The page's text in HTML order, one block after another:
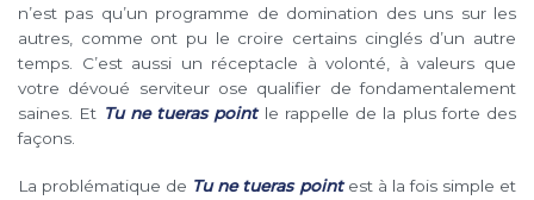
n’est pas qu’un programme de domination des uns sur les
autres, comme ont pu le croire certains cinglés d’un autre
temps. C’est aussi un réceptacle à volonté, à valeurs que
votre dévoué serviteur ose qualifier de fondamentalement
saines. Et Tu ne tueras pointle rappelle de la plus forte des
façons.
La problématique de Tu ne tueras pointest à la fois simple et